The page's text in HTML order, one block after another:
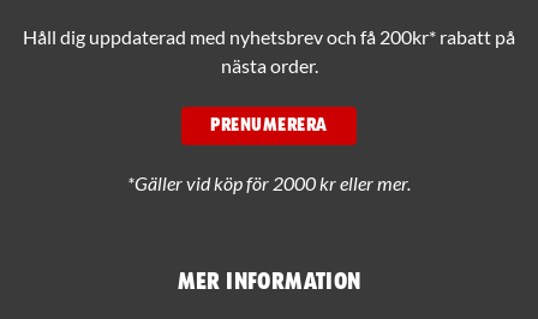
Mer information
Håll dig uppdaterad med nyhetsbrev och få 200kr* rabatt på
nästa order.
PRENUMERERA
*Gäller vid köp för 2000 kr eller mer.